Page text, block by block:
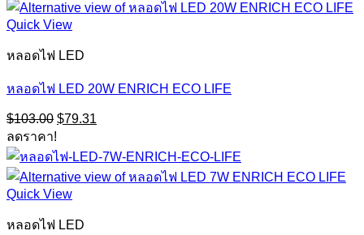
Quick View
หลอดไฟ LED
หลอดไฟ LED 20W ENRICH ECO LIFE
$103.00 Original
was:
$103.00.
$79.31
$79.31.
ลดราคา!
Quick View
หลอดไฟ LED